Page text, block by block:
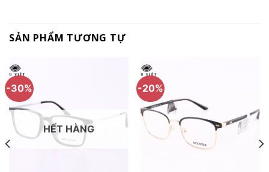
SẢN PHẨM TƯƠNG TỰ
-30%
HẾT HÀNG
-20%